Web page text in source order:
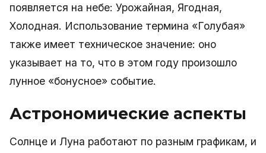
появляется на небе: Урожайная, Ягодная,
Холодная. Использование термина «Голубая»
также имеет техническое значение: оно
указывает на то, что в этом году произошло
лунное «бонусное» событие.
Астрономические аспекты
Солнце и Луна работают по разным графикам, и